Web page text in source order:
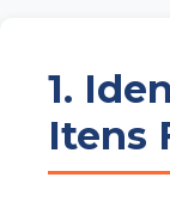
1.
Itens